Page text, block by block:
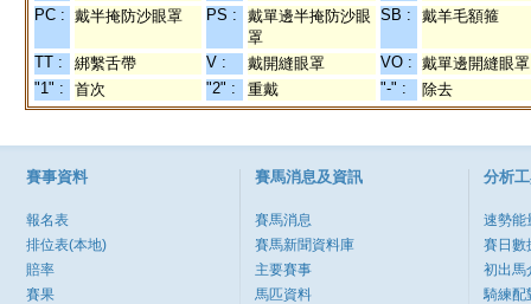
PC : 戴半掩防沙眼罩 PS :
戴單邊半掩防沙眼
罩
SB : 戴羊毛額箍
TT : 綁繫舌帶 V : 戴開縫眼罩 VO : 戴單邊開縫眼罩
"1" :
首次 "2" : 重戴 "-" : 除去
賽事資料
報名表
排位表(本地)
賠率
賽果
賽馬消息及資訊
賽馬消息
賽馬新聞資料庫
主要賽事
馬匹資料
分析
速勢能
賽日數
初出馬
騎練配